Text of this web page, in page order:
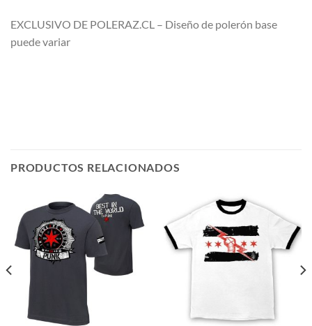
EXCLUSIVO DE POLERAZ.CL – Diseño de polerón base
puede variar
PRODUCTOS RELACIONADOS